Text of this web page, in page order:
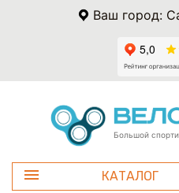
Ваш город:
Большой
КАТАЛОГ